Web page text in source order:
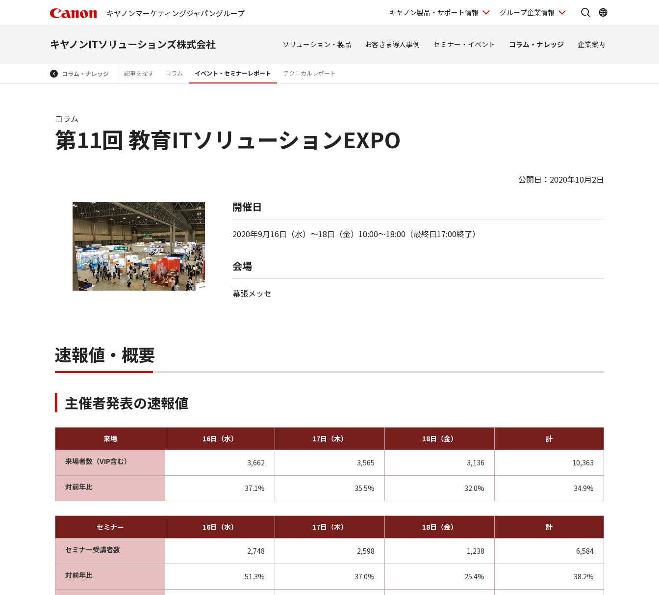
キヤノンマーケティングジャパングループ キヤノン製品・サポート情報 グループ企業情報
キヤノンITソリューションズ株式会社 ソリューション・製品 お客さま導入事例 セミナー・イベント コラム・ナレッジ 企業案内
コラム・ナレッジ 記事を探す コラム イベント・セミナーレポート テクニカルレポート
第11回 教育ITソリューションEXPO
コラム
公開日：2020年10月2日
開催日
2020年9月16日（水）～18日（金）10:00～18:00（最終日17:00終了）
会場
幕張メッセ
速報値・概要
主催者発表の速報値
来場 16日（水） 17日（木） 18日（金） 計
来場者数（VIP含む） 3,662 3,565 3,136 10,363
対前年比 37.1% 35.5% 32.0% 34.9%
セミナー 16日（水） 17日（木） 18日（金） 計
セミナー受講者数 2,748 2,598 1,238 6,584
対前年比 51.3% 37.0% 25.4% 38.2%